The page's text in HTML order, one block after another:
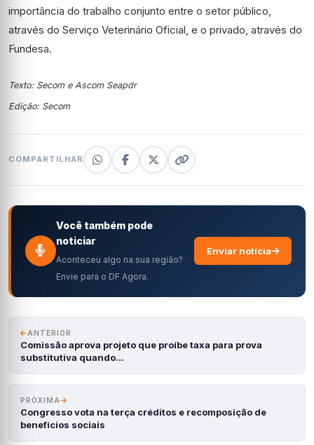
importância do trabalho conjunto entre o setor público,
através do Serviço Veterinário Oficial, e o privado, através do
Fundesa.
Texto: Secom e Ascom Seapdr
Edição: Secom
COMPARTILHAR
Você também pode
noticiar
Aconteceu algo na sua região?
Envie para o DF Agora.
Enviar notícia
ANTERIOR
Comissão aprova projeto que proíbe taxa para prova
substitutiva quando…
PRÓXIMA
Congresso vota na terça créditos e recomposição de
benefícios sociais